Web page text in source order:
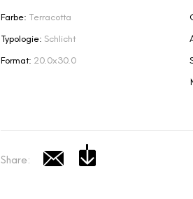
Farbe: Terracotta
Typologie: Schlicht
Format: 20.0x30.0
Share: